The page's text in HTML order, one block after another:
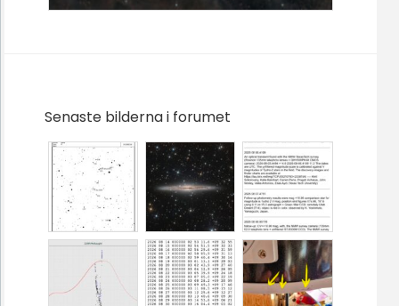
Senaste bilderna i forumet